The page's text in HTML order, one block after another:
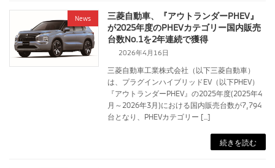
News
三菱自動車、『アウトランダーPHEV』
が2025年度のPHEVカテゴリー国内販売
台数No.1を2年連続で獲得
2026年4月16日
三菱自動車工業株式会社（以下三菱自動車）
は、プラグインハイブリッドEV（以下PHEV）
『アウトランダーPHEV』の2025年度(2025年4
月～2026年3月)における国内販売台数が7,794
台となり、PHEVカテゴリー […]
続きを読む